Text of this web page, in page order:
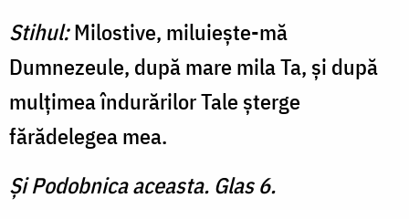
Stihul:Milostive, miluieşte-mă
Dumnezeule, după mare mila Ta, şi după
mulţimea îndurărilor Tale şterge
fărădelegea mea.
Şi Podobnica aceasta. Glas 6.